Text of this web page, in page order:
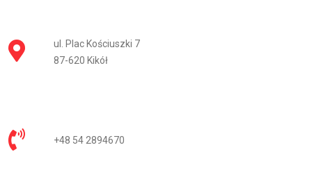
ul. Plac Kościuszki 7
87-620 Kikół
+48 54 2894670